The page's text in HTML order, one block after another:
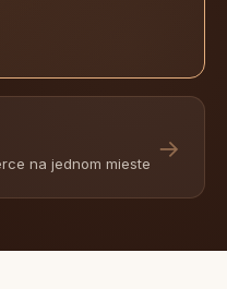
na jednom mieste
→